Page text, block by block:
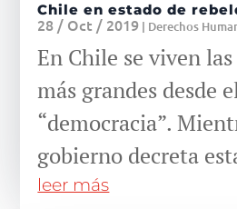
Chile en estado de
28 / Oct / 2019 | Derechos
En Chile se viven
más grandes desde
“democracia”.
gobierno decreta
leer más